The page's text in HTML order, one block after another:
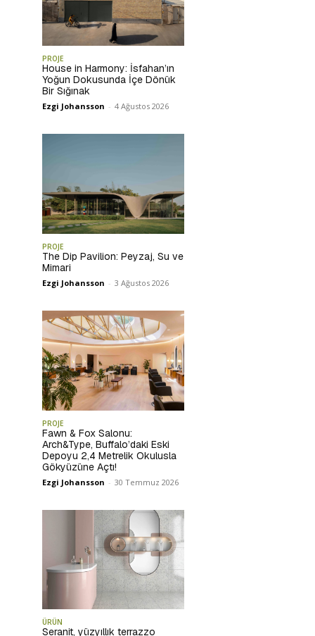
PROJE
House in Harmony: İsfahan’ın
Yoğun Dokusunda İçe Dönük
Bir Sığınak
Ezgi Johansson - 4 Ağustos 2026
PROJE
The Dip Pavilion: Peyzaj, Su ve
Mimari
Ezgi Johansson - 3 Ağustos 2026
PROJE
Fawn & Fox Salonu:
Arch&Type, Buffalo’daki Eski
Depoyu 2,4 Metrelik Okulusla
Gökyüzüne Açtı!
Ezgi Johansson - 30 Temmuz 2026
ÜRÜN
Seranit, yüzyıllık terrazzo